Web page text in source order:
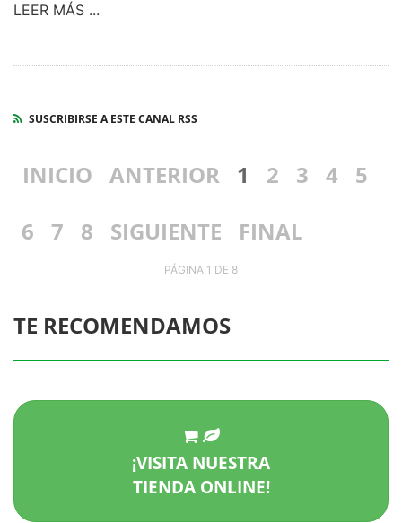
LEER MÁS ...
SUSCRIBIRSE A ESTE CANAL RSS
INICIO ANTERIOR 1 2 3 4
5
6 7 8 SIGUIENTE FINAL
PÁGINA 1 DE 8
TE RECOMENDAMOS
¡VISITA NUESTRA
TIENDA ONLINE!